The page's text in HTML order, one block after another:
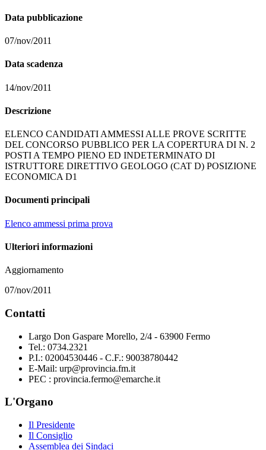
Data pubblicazione
07/nov/2011
Data scadenza
14/nov/2011
Descrizione
ELENCO CANDIDATI AMMESSI ALLE PROVE SCRITTE
DEL CONCORSO PUBBLICO PER LA COPERTURA DI N. 2
POSTI A TEMPO PIENO ED INDETERMINATO DI
ISTRUTTORE DIRETTIVO GEOLOGO (CAT D) POSIZIONE
ECONOMICA D1
Documenti principali
Elenco ammessi prima prova
Ulteriori informazioni
Aggiornamento
07/nov/2011
Contatti
Largo Don Gaspare Morello, 2/4 - 63900 Fermo
Tel.: 0734.2321
P.I.: 02004530446 - C.F.: 90038780442
E-Mail: urp@provincia.fm.it
PEC : provincia.fermo@emarche.it
L'Organo
Il Presidente
Il Consiglio
Assemblea dei Sindaci